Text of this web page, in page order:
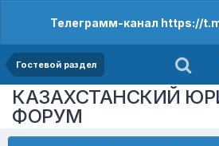
Телеграмм-канал https://
Гостевой раздел
КАЗАХСТАНСКИЙ
ФОРУМ